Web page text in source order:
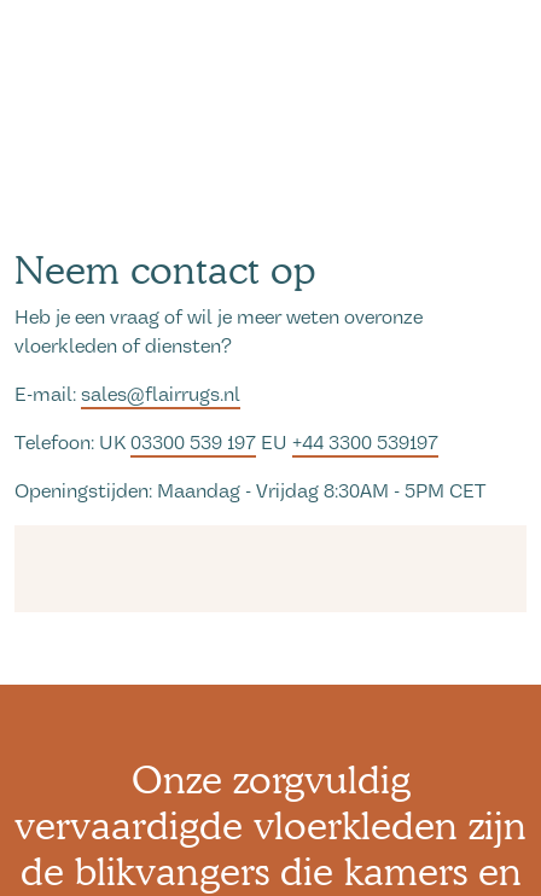
Neem contact op
Heb je een vraag of wil je meer weten overonze
vloerkleden of diensten?
E-mail: sales@flairrugs.nl
Telefoon: UK 03300 539 197 EU +44 3300 539197
Openingstijden: Maandag - Vrijdag 8:30AM - 5PM CET
Onze zorgvuldig
vervaardigde vloerkleden zijn
de blikvangers die kamers en